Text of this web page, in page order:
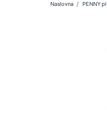
Naslovna PENNY